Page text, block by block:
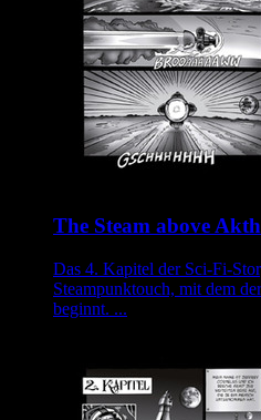
The Steam above
Das 4. Kapitel der Sci-Fi-
Steampunktouch, mit dem
beginnt. ...